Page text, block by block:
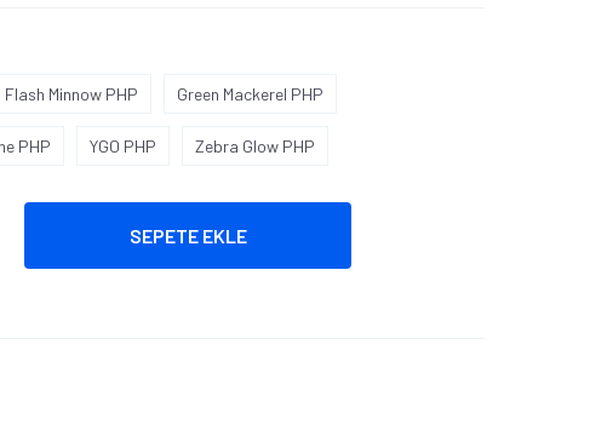
Flash Minnow PHP Green Mackerel PHP
PHP YGO PHP Zebra Glow PHP
SEPETE EKLE